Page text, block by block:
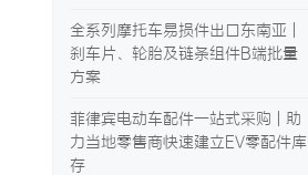
全系列摩托车易损件出口东南亚 |
刹车片、轮胎及链条组件B端批量
方案
菲律宾电动车配件一站式采购 | 助
力当地零售商快速建立EV零配件库
存